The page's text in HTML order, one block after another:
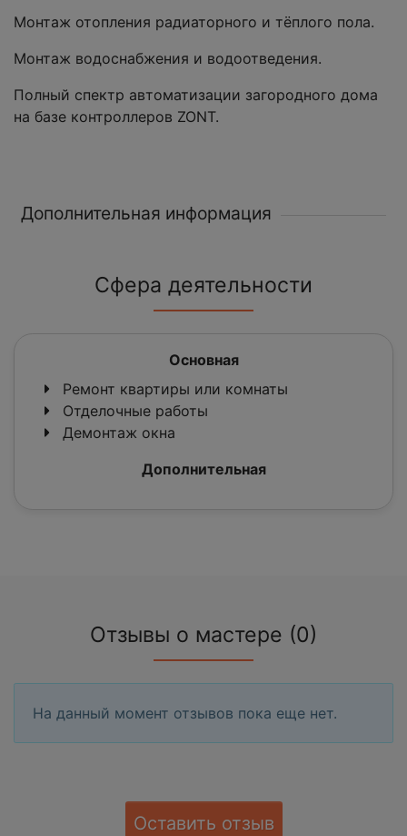
Монтаж отопления радиаторного и тёплого пола.
Монтаж водоснабжения и водоотведения.
Полный спектр автоматизации загородного дома
на базе контроллеров ZONT.
Дополнительная информация
Сфера деятельности
Основная
Ремонт квартиры или комнаты
Отделочные работы
Демонтаж окна
Дополнительная
Отзывы о мастере (0)
На данный момент отзывов пока еще нет.
Оставить отзыв